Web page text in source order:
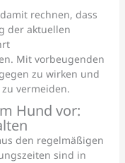
rechnen, dass
der aktuellen
Mit vorbeugenden
zu wirken und
vermeiden.
Hund vor:
den regelmäßigen
sind in